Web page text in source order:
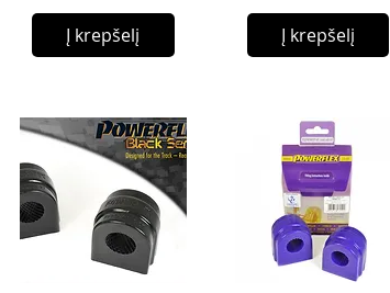
Į krepšelį Į krepšelį